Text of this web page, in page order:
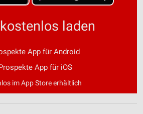
laden
App für Android
App für iOS
im App Store erhältlich